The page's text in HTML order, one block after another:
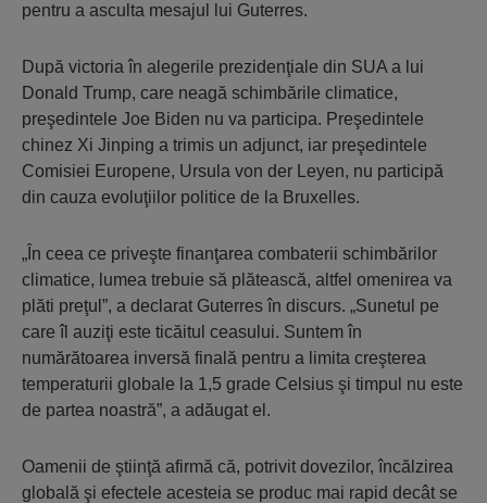
pentru a asculta mesajul lui Guterres.
După victoria în alegerile prezidenţiale din SUA a lui
Donald Trump, care neagă schimbările climatice,
preşedintele Joe Biden nu va participa. Preşedintele
chinez Xi Jinping a trimis un adjunct, iar preşedintele
Comisiei Europene, Ursula von der Leyen, nu participă
din cauza evoluţiilor politice de la Bruxelles.
„În ceea ce priveşte finanţarea combaterii schimbărilor
climatice, lumea trebuie să plătească, altfel omenirea va
plăti preţul”, a declarat Guterres în discurs. „Sunetul pe
care îl auziţi este ticăitul ceasului. Suntem în
numărătoarea inversă finală pentru a limita creşterea
temperaturii globale la 1,5 grade Celsius şi timpul nu este
de partea noastră”, a adăugat el.
Oamenii de ştiinţă afirmă că, potrivit dovezilor, încălzirea
globală şi efectele acesteia se produc mai rapid decât se